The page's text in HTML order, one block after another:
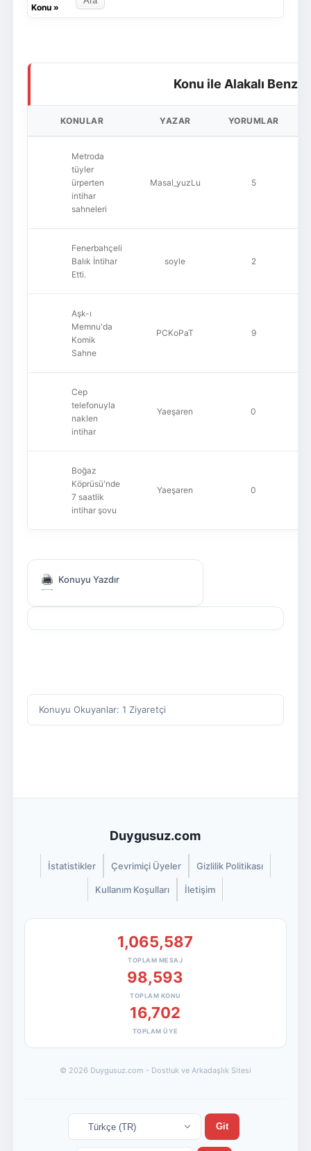
Konu»
Konu ile Alakalı
KONULAR YAZAR YORUMLAR
Metroda
tüyler
ürperten
intihar
sahneleri
Masal_yuzLu 5
Fenerbahçeli
Balık İntihar
Etti.
soyle 2
Aşk-ı
Memnu'da
Komik
Sahne
PCKoPaT 9
Cep
telefonuyla
naklen
intihar
Yaeşaren 0
Boğaz
Köprüsü'nde
7 saatlik
intihar şovu
Yaeşaren 0
Konuyu Yazdır
Konuyu Okuyanlar: 1 Ziyaretçi
Duygusuz.com
İstatistikler Çevrimiçi Üyeler Gizlilik Politikası
Kullanım Koşulları İletişim
1,065,587
TOPLAM MESAJ
98,593
TOPLAM KONU
16,702
TOPLAM ÜYE
© 2026 Duygusuz.com - Dostluk ve Arkadaşlık Sitesi